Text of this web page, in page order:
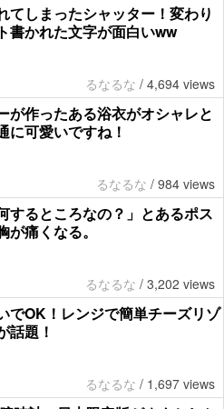
てしまったシャッター！変わり
書かれた文字が面白いww
るなるな / 4,694 views
が作ったある浴衣がオシャレと
可愛いですね！
るなるな / 984 views
するところなの？」とあるポス
が痛くなる。
るなるな / 3,202 views
でOK！レンジで簡単チーズリゾ
話題！
るなるな / 1,697 views